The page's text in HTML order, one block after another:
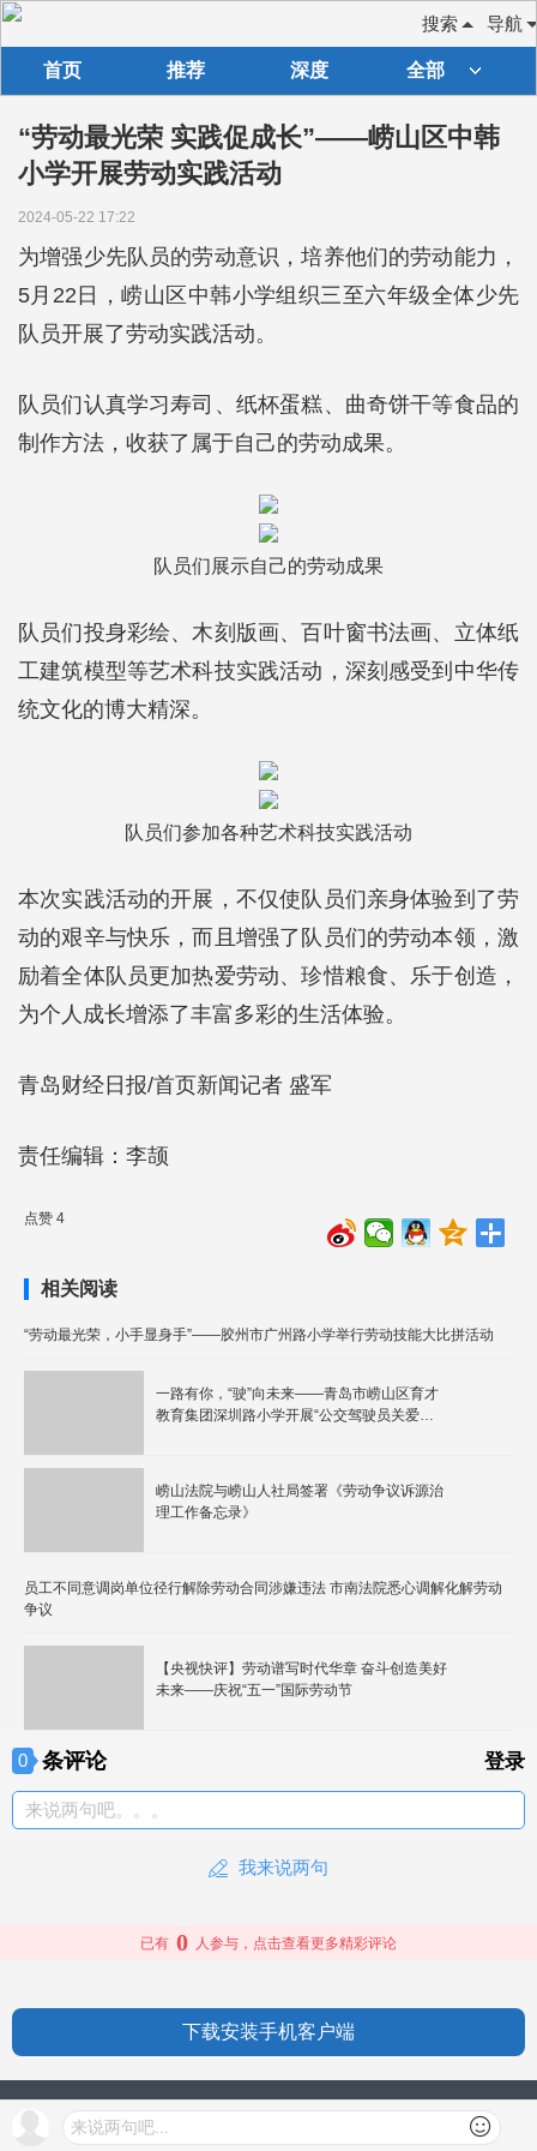
导航
搜索
首页 推荐 深度 全部
“劳动最光荣 实践促成长”——崂山区中韩
小学开展劳动实践活动
2024-05-22 17:22
为增强少先队员的劳动意识，培养他们的劳动能力，
5月22日，崂山区中韩小学组织三至六年级全体少先
队员开展了劳动实践活动。
队员们认真学习寿司、纸杯蛋糕、曲奇饼干等食品的
制作方法，收获了属于自己的劳动成果。
队员们展示自己的劳动成果
队员们投身彩绘、木刻版画、百叶窗书法画、立体纸
工建筑模型等艺术科技实践活动，深刻感受到中华传
统文化的博大精深。
队员们参加各种艺术科技实践活动
本次实践活动的开展，不仅使队员们亲身体验到了劳
动的艰辛与快乐，而且增强了队员们的劳动本领，激
励着全体队员更加热爱劳动、珍惜粮食、乐于创造，
为个人成长增添了丰富多彩的生活体验。
青岛财经日报/首页新闻记者 盛军
责任编辑：李颉
点赞 4
相关阅读
“劳动最光荣，小手显身手”——胶州市广州路小学举行劳动技能大比拼活动
一路有你，“驶”向未来——青岛市崂山区育才
教育集团深圳路小学开展“公交驾驶员关爱
崂山法院与崂山人社局签署《劳动争议诉源治
理工作备忘录》
员工不同意调岗单位径行解除劳动合同涉嫌违法 市南法院悉心调解化解劳动
争议
【央视快评】劳动谱写时代华章 奋斗创造美好
未来——庆祝“五一”国际劳动节
0 条评论 登录
来说两句吧。。。
我来说两句
来说两句吧...
已有 0 人参与，点击查看更多精彩评论
下载安装手机客户端
授权信息